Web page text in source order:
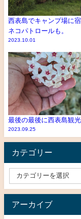
西表島でキャンプ場に
ネコパトロールも。
2023.10.01
最後の最後に西表島観光
2023.09.25
カテゴリー
アーカイブ